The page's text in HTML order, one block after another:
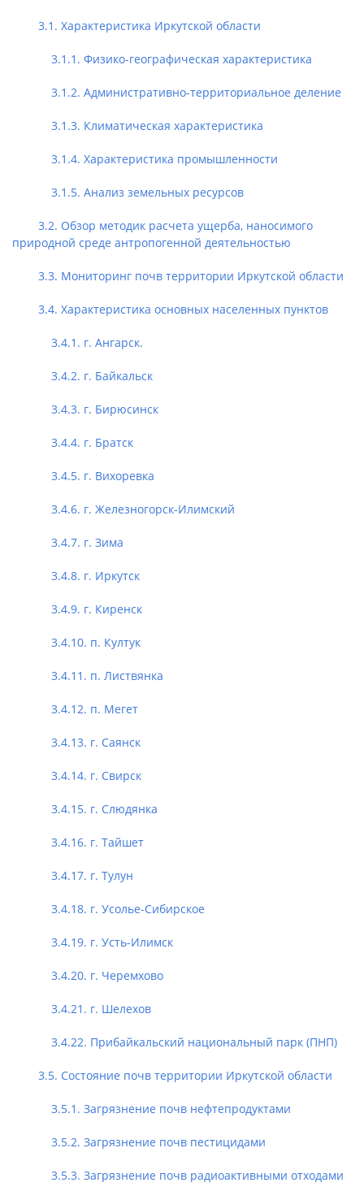
3.1. Характеристика Иркутской области
3.1.1. Физико-географическая характеристика
3.1.2. Административно-территориальное деление
3.1.3. Климатическая характеристика
3.1.4. Характеристика промышленности
3.1.5. Анализ земельных ресурсов
3.2. Обзор методик расчета ущерба, наносимого
природной среде антропогенной деятельностью
3.3. Мониторинг почв территории Иркутской области
3.4. Характеристика основных населенных пунктов
3.4.1. г. Ангарск.
3.4.2. г. Байкальск
3.4.3. г. Бирюсинск
3.4.4. г. Братск
3.4.5. г. Вихоревка
3.4.6. г. Железногорск-Илимский
3.4.7. г. Зима
3.4.8. г. Иркутск
3.4.9. г. Киренск
3.4.10. п. Култук
3.4.11. п. Листвянка
3.4.12. п. Мегет
3.4.13. г. Саянск
3.4.14. г. Свирск
3.4.15. г. Слюдянка
3.4.16. г. Тайшет
3.4.17. г. Тулун
3.4.18. г. Усолье-Сибирское
3.4.19. г. Усть-Илимск
3.4.20. г. Черемхово
3.4.21. г. Шелехов
3.4.22. Прибайкальский национальный парк (ПНП)
3.5. Состояние почв территории Иркутской области
3.5.1. Загрязнение почв нефтепродуктами
3.5.2. Загрязнение почв пестицидами
3.5.3. Загрязнение почв радиоактивными отходами